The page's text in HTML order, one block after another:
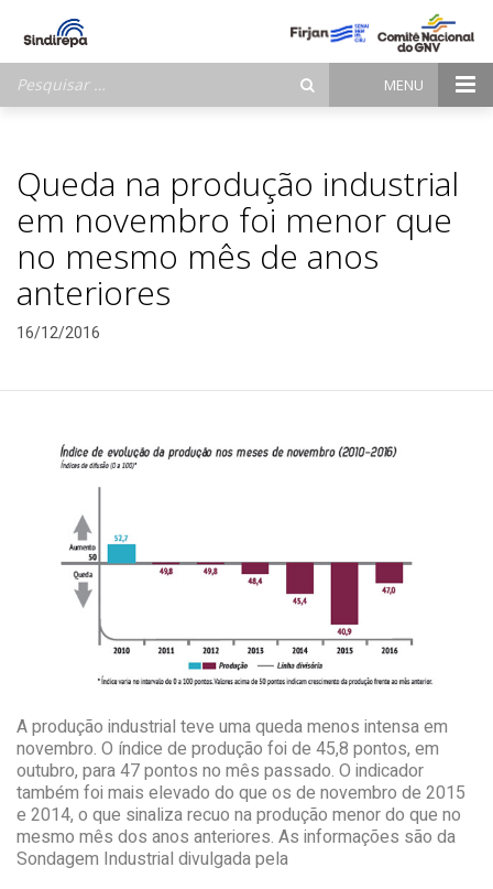
por:
MENU
Queda na produção industrial
em novembro foi menor que
no mesmo mês de anos
anteriores
16/12/2016
A produção industrial teve uma queda menos intensa em
novembro. O índice de produção foi de 45,8 pontos, em
outubro, para 47 pontos no mês passado. O indicador
também foi mais elevado do que os de novembro de 2015
e 2014, o que sinaliza recuo na produção menor do que no
mesmo mês dos anos anteriores. As informações são da
Sondagem Industrial divulgada pela